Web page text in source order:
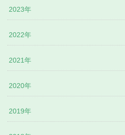
2023年
2022年
2021年
2020年
2019年